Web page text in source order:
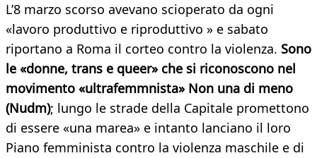
L’8 marzo scorso avevano scioperato da ogni
«lavoro produttivo e riproduttivo » e sabato
riportano a Roma il corteo contro la violenza. Sono
le «donne, trans e queer» che si riconoscono nel
movimento «ultrafemmnista» Non una di meno
(Nudm); lungo le strade della Capitale promettono
di essere «una marea» e intanto lanciano il loro
Piano femminista contro la violenza maschile e di